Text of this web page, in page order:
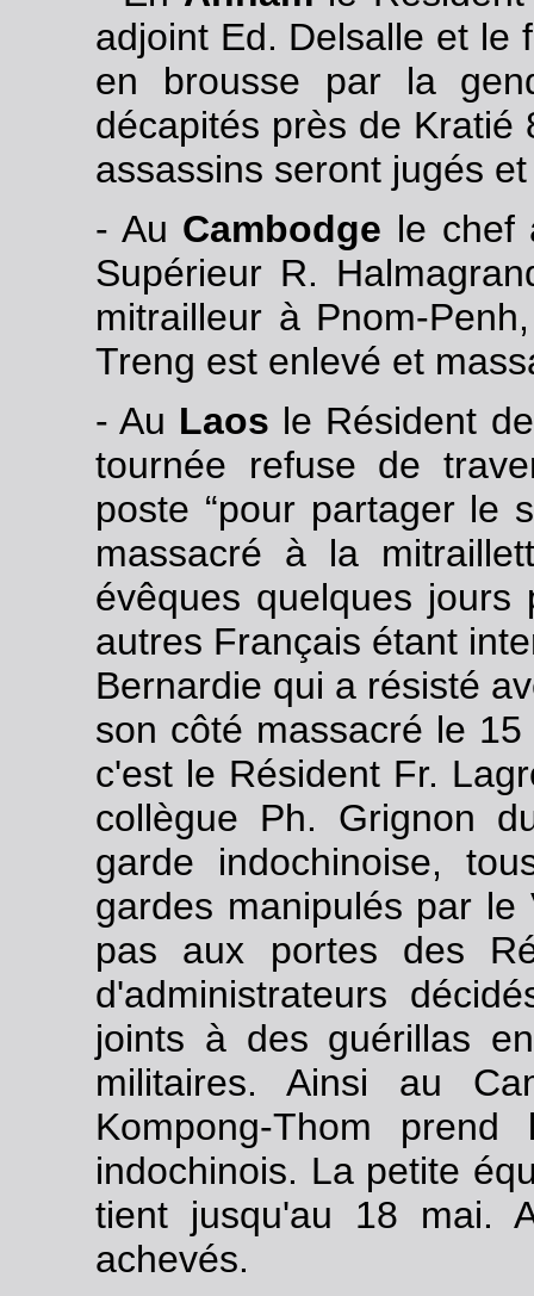
adjoint Ed. Delsalle et le
en brousse par la
décapités près de Kratié
assassins seront jugés
- Au Cambodge le chef
Supérieur R.
mitrailleur à Pnom-
Treng est enlevé et
- Au Laos le Résident
tournée refuse de
poste “pour partager le
massacré à la
évêques quelques
autres Français étant
Bernardie qui a résisté
son côté massacré le
c'est le Résident Fr.
collègue Ph. Grignon
garde indochinoise,
gardes manipulés par
pas aux portes des
d'administrateurs
joints à des guérillas
militaires. Ainsi au
Kompong-Thom
indochinois. La petite
tient jusqu'au 18 mai.
achevés.